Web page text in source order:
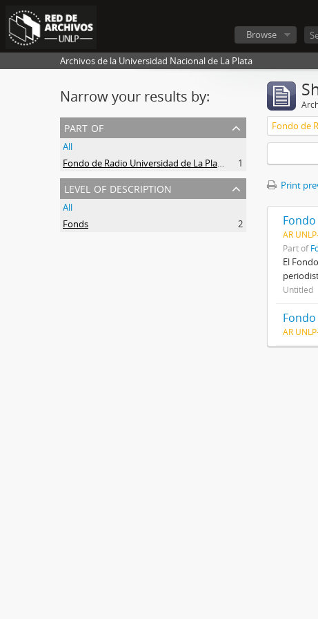
Browse
Archivos de la Universidad Nacional de La Plata
Narrow your results by:
part of
All
Fondo de Radio Universidad de La Plata
1
level of description
All
Fonds
2
Fondo de
Print
AR
Part of
El
Untitled
AR